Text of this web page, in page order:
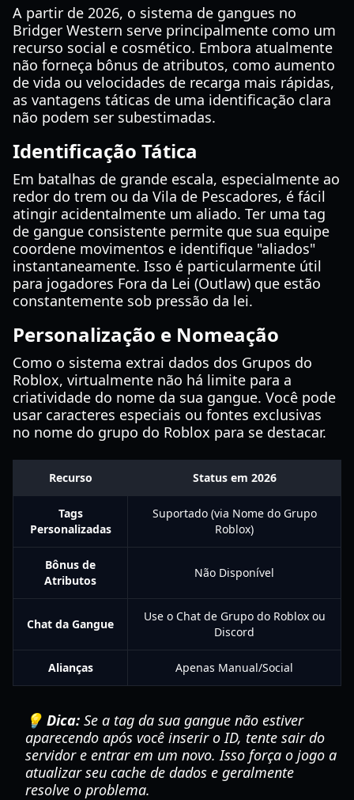
A partir de 2026, o sistema de gangues no
Bridger Western serve principalmente como um
recurso social e cosmético. Embora atualmente
não forneça bônus de atributos, como aumento
de vida ou velocidades de recarga mais rápidas,
as vantagens táticas de uma identificação clara
não podem ser subestimadas.
Identificação Tática
Em batalhas de grande escala, especialmente ao
redor do trem ou da Vila de Pescadores, é fácil
atingir acidentalmente um aliado. Ter uma tag
de gangue consistente permite que sua equipe
coordene movimentos e identifique "aliados"
instantaneamente. Isso é particularmente útil
para jogadores Fora da Lei (Outlaw) que estão
constantemente sob pressão da lei.
Personalização e Nomeação
Como o sistema extrai dados dos Grupos do
Roblox, virtualmente não há limite para a
criatividade do nome da sua gangue. Você pode
usar caracteres especiais ou fontes exclusivas
no nome do grupo do Roblox para se destacar.
Recurso Status em 2026
Tags
Personalizadas
Suportado (via Nome do Grupo
Roblox)
Bônus de
Atributos
Não Disponível
Chat da Gangue
Use o Chat de Grupo do Roblox ou
Discord
Alianças Apenas Manual/Social
💡 Dica: Se a tag da sua gangue não estiver
aparecendo após você inserir o ID, tente sair do
servidor e entrar em um novo. Isso força o jogo a
atualizar seu cache de dados e geralmente
resolve o problema.